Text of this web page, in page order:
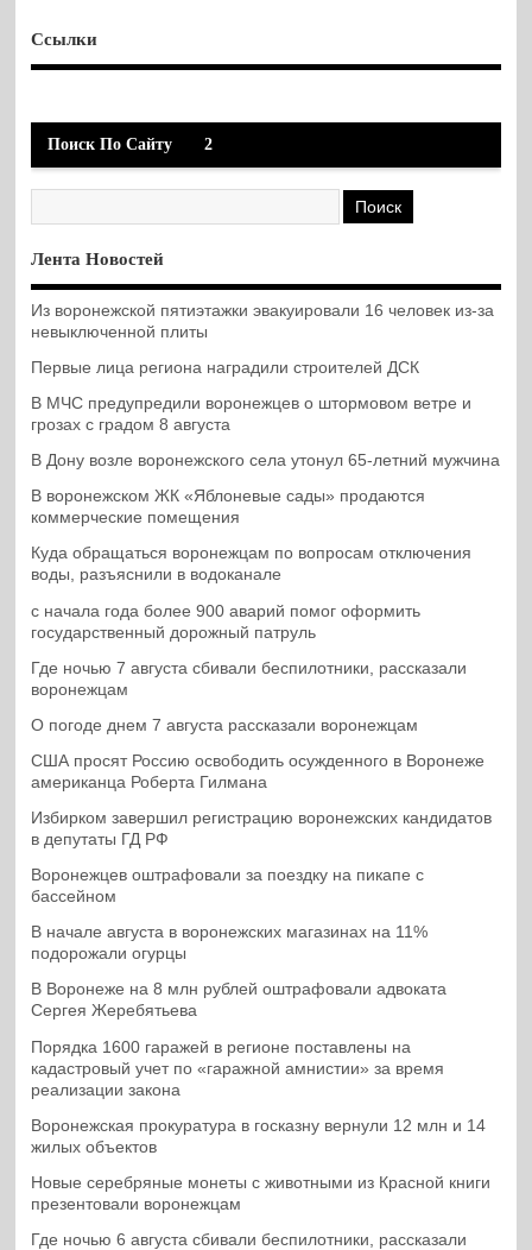
Ссылки
Поиск По Сайту 2
Лента Новостей
Из воронежской пятиэтажки эвакуировали 16 человек из-за
невыключенной плиты
Первые лица региона наградили строителей ДСК
В МЧС предупредили воронежцев о штормовом ветре и
грозах с градом 8 августа
В Дону возле воронежского села утонул 65-летний мужчина
В воронежском ЖК «Яблоневые сады» продаются
коммерческие помещения
Куда обращаться воронежцам по вопросам отключения
воды, разъяснили в водоканале
с начала года более 900 аварий помог оформить
государственный дорожный патруль
Где ночью 7 августа сбивали беспилотники, рассказали
воронежцам
О погоде днем 7 августа рассказали воронежцам
США просят Россию освободить осужденного в Воронеже
американца Роберта Гилмана
Избирком завершил регистрацию воронежских кандидатов
в депутаты ГД РФ
Воронежцев оштрафовали за поездку на пикапе с
бассейном
В начале августа в воронежских магазинах на 11%
подорожали огурцы
В Воронеже на 8 млн рублей оштрафовали адвоката
Сергея Жеребятьева
Порядка 1600 гаражей в регионе поставлены на
кадастровый учет по «гаражной амнистии» за время
реализации закона
Воронежская прокуратура в госказну вернули 12 млн и 14
жилых объектов
Новые серебряные монеты с животными из Красной книги
презентовали воронежцам
Где ночью 6 августа сбивали беспилотники, рассказали